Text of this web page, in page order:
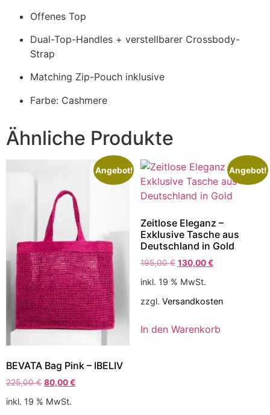
Offenes Top
Dual-Top-Handles + verstellbarer Crossbody-
Strap
Matching Zip-Pouch inklusive
Farbe: Cashmere
Ähnliche Produkte
Angebot!
BEVATA Bag Pink – IBELIV
225,00€ 80,00€
inkl. 19 % MwSt.
Angebot!
Zeitlose Eleganz –
Exklusive Tasche aus
Deutschland in Gold
195,00€ 130,00€
inkl. 19 % MwSt.
zzgl. Versandkosten
In den Warenkorb